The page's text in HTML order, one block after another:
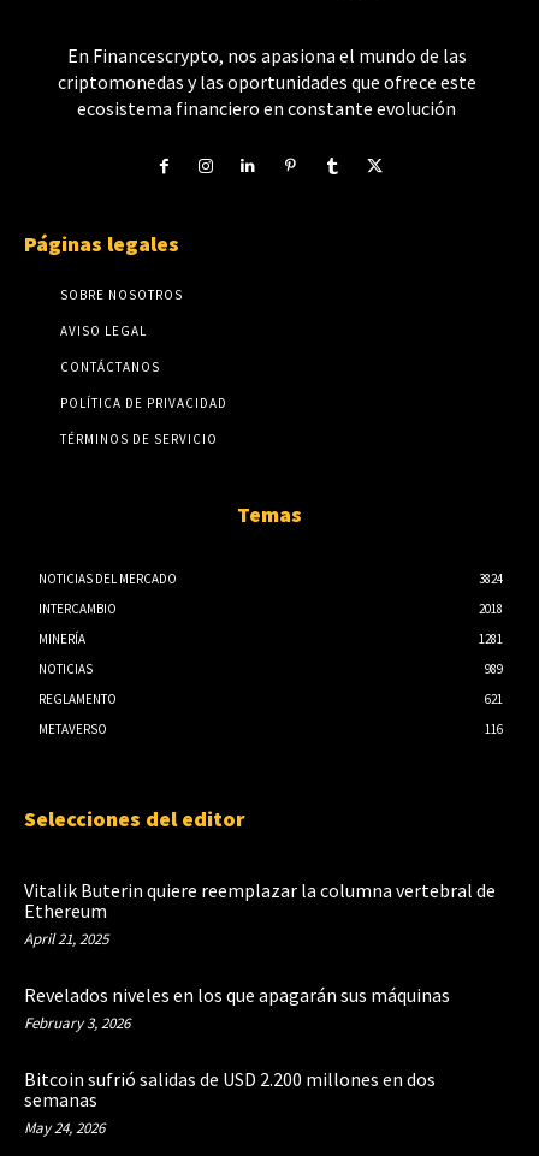
En Financescrypto, nos apasiona el mundo de las
criptomonedas y las oportunidades que ofrece este
ecosistema financiero en constante evolución
Páginas legales
SOBRE NOSOTROS
AVISO LEGAL
CONTÁCTANOS
POLÍTICA DE PRIVACIDAD
TÉRMINOS DE SERVICIO
Temas
NOTICIAS DEL MERCADO
3824
INTERCAMBIO
2018
MINERÍA
1281
NOTICIAS
989
REGLAMENTO
621
METAVERSO
116
Selecciones del editor
Vitalik Buterin quiere reemplazar la columna vertebral de
Ethereum
April 21, 2025
Revelados niveles en los que apagarán sus máquinas
February 3, 2026
Bitcoin sufrió salidas de USD 2.200 millones en dos
semanas
May 24, 2026